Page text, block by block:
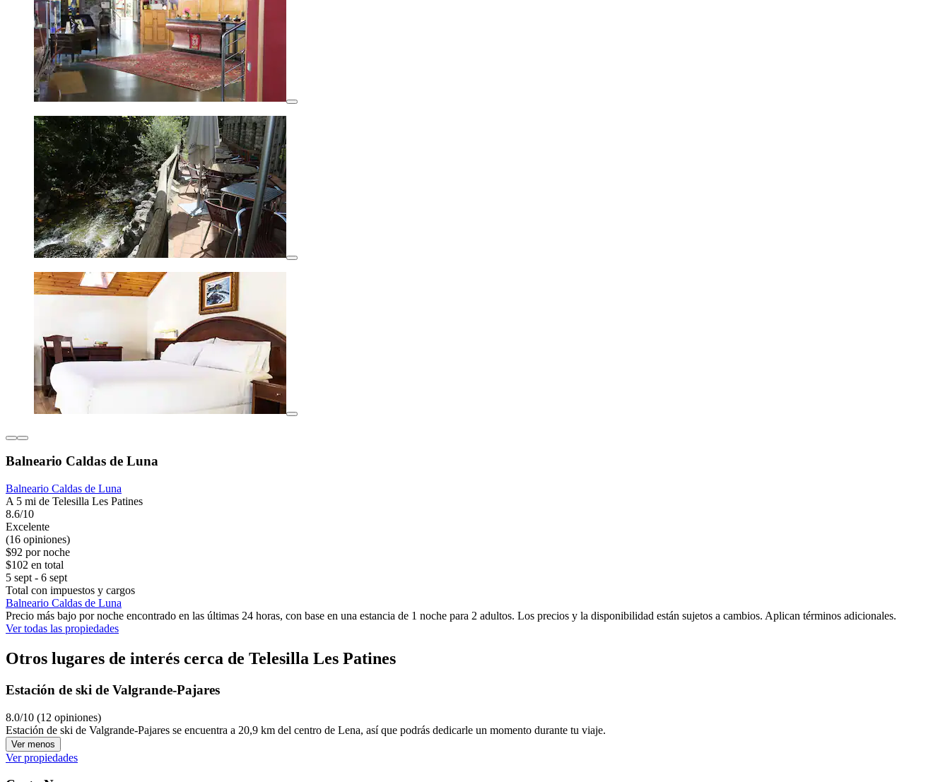
Balneario Caldas de Luna
Balneario Caldas de Luna
A 5 mi de Telesilla Les Patines
8.6/10
Excelente
(16 opiniones)
$92 por noche
$102 en total
5 sept - 6 sept
Total con impuestos y cargos
Balneario Caldas de Luna
Precio más bajo por noche encontrado en las últimas 24 horas, con base en una estancia de 1 noche para 2 adultos. Los precios y la disponibilidad están sujetos a cambios. Aplican términos adicionales.
Ver todas las propiedades
Otros lugares de interés cerca de Telesilla Les Patines
Estación de ski de Valgrande-Pajares
8.0/10 (12 opiniones)
Estación de ski de Valgrande-Pajares se encuentra a 20,9 km del centro de Lena, así que podrás dedicarle un momento durante tu viaje.
Ver menos
Ver propiedades